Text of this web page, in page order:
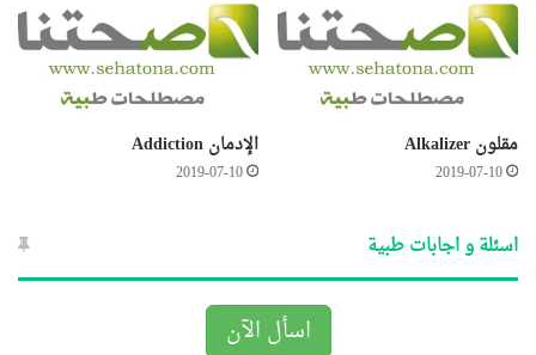
مقلون Alkalizer
2019-07-10
الإدمان Addiction
2019-07-10
اسئلة و اجابات طبية
اسأل الآن